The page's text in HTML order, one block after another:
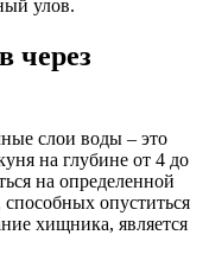
улов.
через
слои воды – это
на глубине от 4 до
на определенной
опуститься
хищника, является